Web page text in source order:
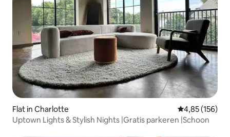
Flat in Charlotte Gemiddelde
4,85 (156)
Uptown Lights & Stylish Nights |Gratis parkeren |Schoon